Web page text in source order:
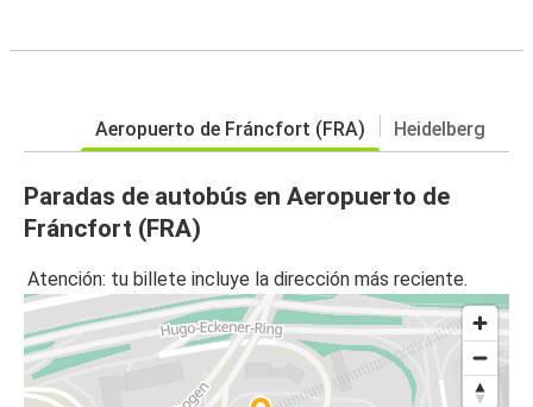
Aeropuerto de Fráncfort (FRA) Heidelberg
Paradas de autobús en Aeropuerto de
Fráncfort (FRA)
Atención: tu billete incluye la dirección más reciente.